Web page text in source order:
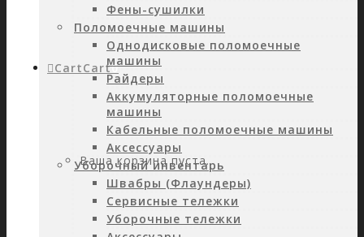
CartCart0
Ваша корзина пуста.
Фены-сушилки
Поломоечные машины
Однодисковые поломоечные
машины
Райдеры
Аккумуляторные поломоечные
машины
Кабельные поломоечные машины
Аксессуары
Уборочный инвентарь
Швабры (Флаундеры)
Сервисные тележки
Уборочные тележки